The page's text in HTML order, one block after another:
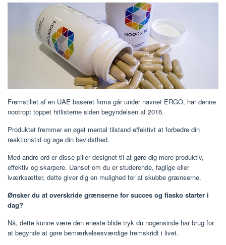
Fremstillet af en UAE baseret firma går under navnet ERGO, har denne
nootropt toppet hitlisterne siden begyndelsen af ​​2016.
Produktet fremmer en øget mental tilstand effektivt at forbedre din
reaktionstid og øge din bevidsthed.
Med andre ord er disse piller designet til at gøre dig mere produktiv,
effektiv og skarpere. Uanset om du er studerende, faglige eller
iværksætter, dette giver dig en mulighed for at skubbe grænserne.
Ønsker du at overskride grænserne for succes og fiasko starter i
dag?
Nå, dette kunne være den eneste blide tryk du nogensinde har brug for
at begynde at gøre bemærkelsesværdige fremskridt i livet.